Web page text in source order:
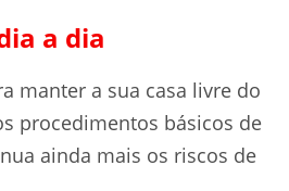
a dia
manter a sua casa livre do
procedimentos básicos de
ainda mais os riscos de